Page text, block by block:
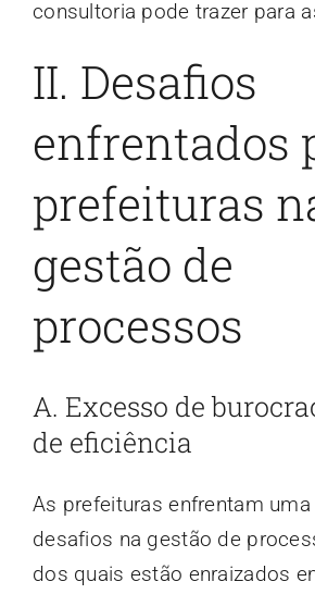
consultoria pode trazer para
II. Desafios
enfrentados
prefeituras
gestão de
processos
A. Excesso de
de eficiência
As prefeituras enfrentam
desafios na gestão de
dos quais estão enraizados